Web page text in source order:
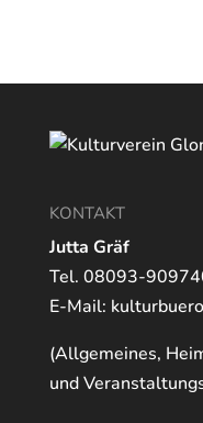
KONTAKT
Jutta Gräf
Tel. 08093-
E-Mail:
(Allgemeines,
und